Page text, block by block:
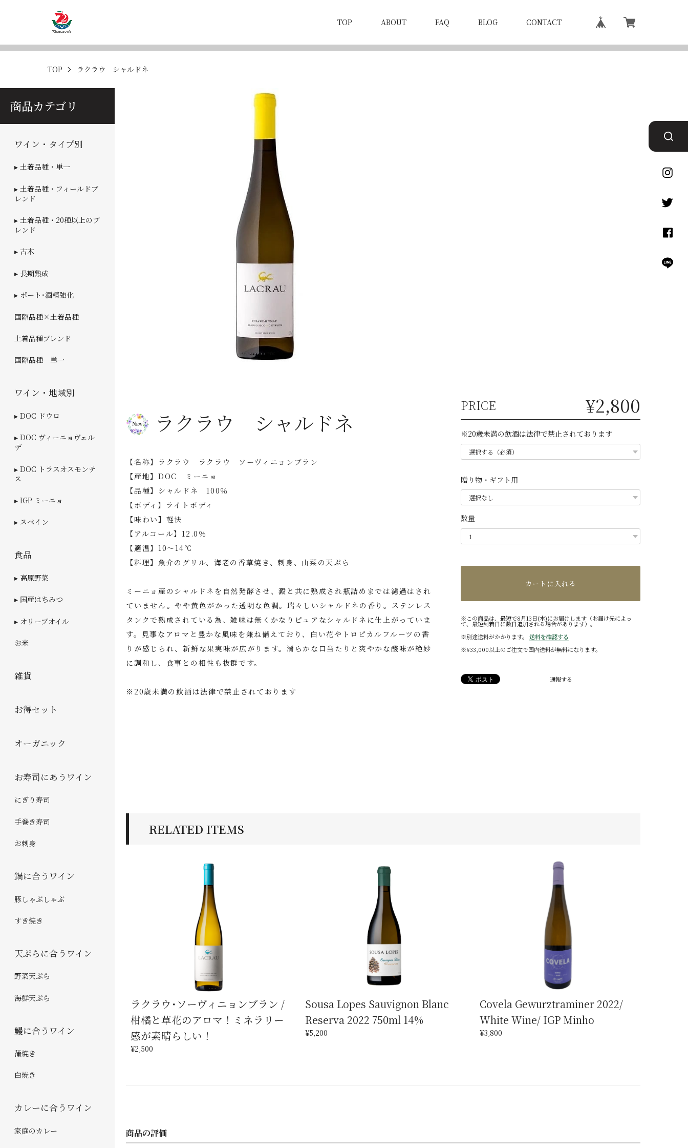
TOP ABOUT FAQ BLOG CONTACT
商品カテゴリ
ワイン・タイプ別
▸ 土着品種・単一
▸ 土着品種・フィールドブ
レンド
▸ 土着品種・20種以上のブ
レンド
▸ 古木
▸ 長期熟成
▸ ポート･酒精強化
国際品種×土着品種
土着品種ブレンド
国際品種 単一
ワイン・地域別
▸ DOC ドウロ
▸ DOC ヴィーニョヴェル
デ
▸ DOC トラスオスモンテ
ス
▸ IGP ミーニョ
▸ スペイン
食品
▸ 高原野菜
▸ 国産はちみつ
▸ オリーブオイル
お米
雑貨
お得セット
オーガニック
お寿司にあうワイン
にぎり寿司
手巻き寿司
お刺身
鍋に合うワイン
豚しゃぶしゃぶ
すき焼き
天ぷらに合うワイン
野菜天ぷら
海鮮天ぷら
鰻に合うワイン
蒲焼き
白焼き
カレーに合うワイン
家庭のカレー
TOP ラクラウ シャルドネ
ラクラウ シャルドネ
【名称】ラクラウ ラクラウ ソーヴィニョンブラン
【産地】DOC ミーニョ
【品種】シャルドネ 100％
【ボディ】ライトボディ
【味わい】軽快
【アルコール】12.0％
【適温】10～14℃
【料理】魚介のグリル、海老の香草焼き、刺身、山菜の天ぷら
ミーニョ産のシャルドネを自然発酵させ、澱と共に熟成され瓶詰めまでは濾過はされ
ていません。やや黄色がかった透明な色調。瑞々しいシャルドネの香り。ステンレス
タンクで熟成されている為、雑味は無くかなりピュアなシャルドネに仕上がっていま
す。見事なアロマと豊かな風味を兼ね備えており、白い花やトロピカルフルーツの香
りが感じられ、新鮮な果実味が広がります。滑らかな口当たりと爽やかな酸味が絶妙
に調和し、食事との相性も抜群です。
※20歳未満の飲酒は法律で禁止されております
PRICE ¥2,800
※20歳未満の飲酒は法律で禁止されております
贈り物・ギフト用
数量
カートに入れる
※この商品は、最短で8月13日(木)にお届けします（お届け先によっ
て、最短到着日に数日追加される場合があります）。
※別途送料がかかります。
送料を確認する
※¥33,000以上のご注文で国内送料が無料になります。
通報する
RELATED ITEMS
ラクラウ･ソーヴィニョンブラン /
柑橘と草花のアロマ！ミネラリー
感が素晴らしい！
¥2,500
Sousa Lopes Sauvignon Blanc
Reserva 2022 750ml 14%
¥5,200
Covela Gewurztraminer 2022/
White Wine/ IGP Minho
¥3,800
商品の評価